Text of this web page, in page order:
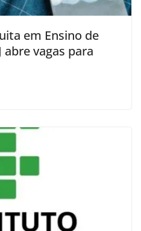
em Ensino de
abre vagas para